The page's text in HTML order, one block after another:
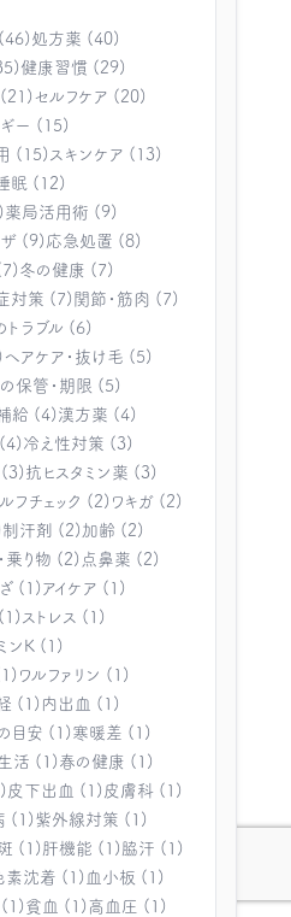
処方薬 (40)
健康習慣 (29)
(21) セルフケア (20)
ギー (15)
(15) スキンケア (13)
眠 (12)
薬局活用術 (9)
ザ (9) 応急処置 (8)
冬の健康 (7)
対策 (7) 関節・筋肉 (7)
トラブル (6)
ヘアケア・抜け毛 (5)
保管・期限 (5)
給 (4) 漢方薬 (4)
冷え性対策 (3)
抗ヒスタミン薬 (3)
フチェック (2) ワキガ (2)
制汗剤 (2) 加齢 (2)
乗り物 (2) 点鼻薬 (2)
(1) アイケア (1)
ストレス (1)
ンK (1)
ワルファリン (1)
(1) 内出血 (1)
目安 (1) 寒暖差 (1)
活 (1) 春の健康 (1)
皮下出血 (1) 皮膚科 (1)
(1) 紫外線対策 (1)
(1) 肝機能 (1) 脇汗 (1)
素沈着 (1) 血小板 (1)
(1) 貧血 (1) 高血圧 (1)